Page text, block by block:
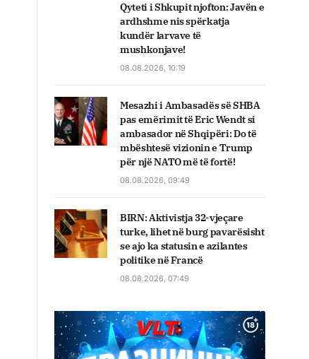
Qyteti i Shkupit njofton: Javën e
ardhshme nis spërkatja
kundër larvave të
mushkonjave!
08.08.2026, 10:19
Mesazhi i Ambasadës së SHBA
pas emërimit të Eric Wendt si
ambasador në Shqipëri: Do të
mbështesë vizionin e Trump
për një NATO më të fortë!
08.08.2026, 09:49
BIRN: Aktivistja 32-vjeçare
turke, lihet në burg pavarësisht
se ajo ka statusin e azilantes
politike në Francë
08.08.2026, 07:49